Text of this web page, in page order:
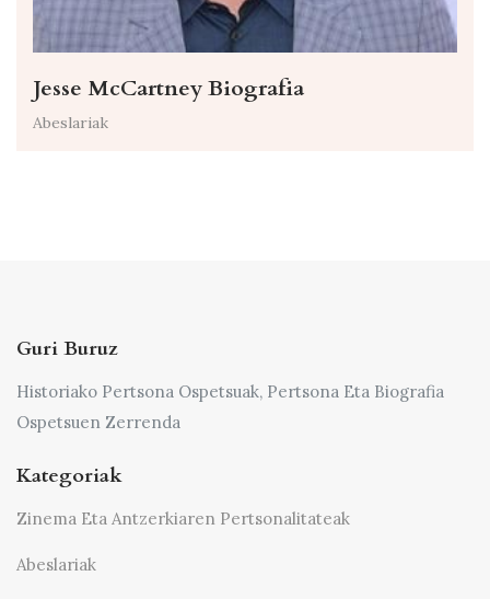
Jesse McCartney Biografia
Abeslariak
Guri Buruz
Historiako Pertsona Ospetsuak, Pertsona Eta Biografia
Ospetsuen Zerrenda
Kategoriak
Zinema Eta Antzerkiaren Pertsonalitateak
Abeslariak